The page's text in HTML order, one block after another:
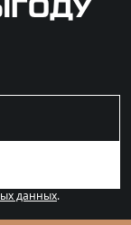
данных.